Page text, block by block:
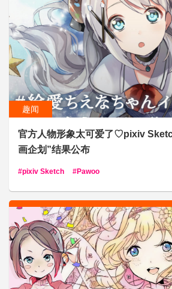
趣闻
官方人物形象太可爱了♡pixiv
画企划”结果公布
pixiv Sketch Pawoo